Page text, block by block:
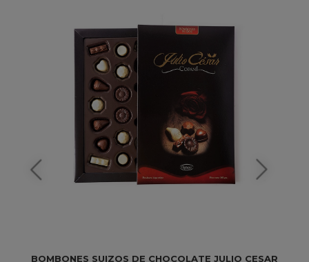
BOMBONES SUIZOS DE CHOCOLATE JULIO CESAR